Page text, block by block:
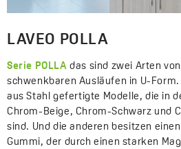
LAVEO POLLA
Serie POLLA das sind zwei Arten
schwenkbaren Ausläufen in U-
aus Stahl gefertigte Modelle, die in
Chrom-Beige, Chrom-Schwarz und
sind. Und die anderen besitzen
Gummi, der durch einen starken